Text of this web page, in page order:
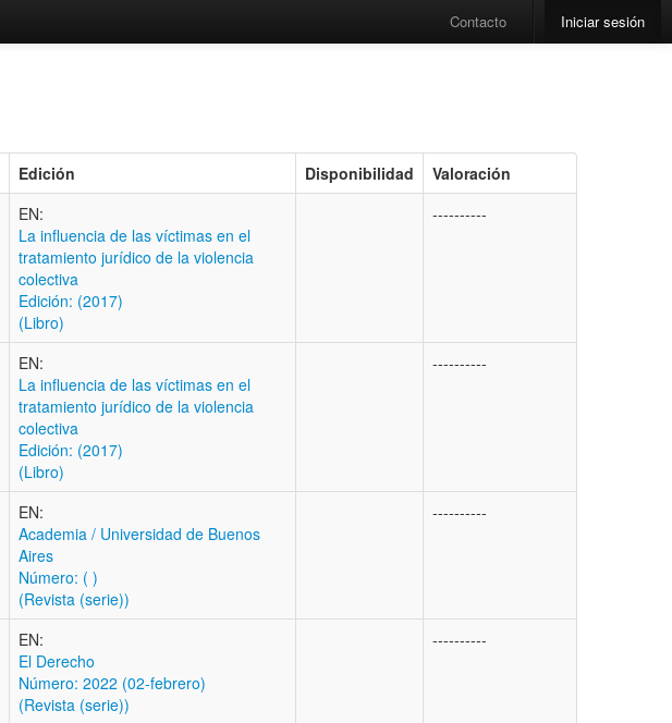
Contacto Iniciar sesión
Edición Disponibilidad Valoración
EN:
La influencia de las víctimas en el
tratamiento jurídico de la violencia
colectiva
Edición: (2017)
(Libro)
----------
EN:
La influencia de las víctimas en el
tratamiento jurídico de la violencia
colectiva
Edición: (2017)
(Libro)
----------
EN:
Academia / Universidad de Buenos
Aires
Número: ( )
(Revista (serie))
----------
EN:
El Derecho
Número: 2022 (02-febrero)
(Revista (serie))
----------